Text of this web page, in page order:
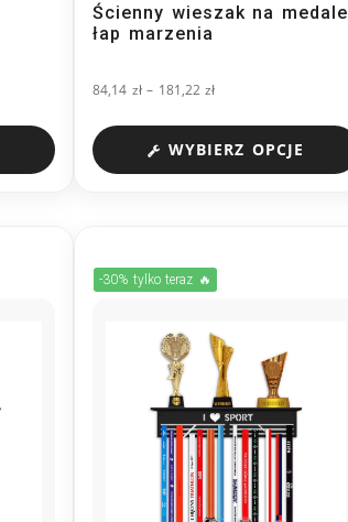
Ścienny wieszak na medale
łap marzenia
84,14 zł – 181,22zł
WYBIERZ OPCJE
-30% tylko teraz 🔥